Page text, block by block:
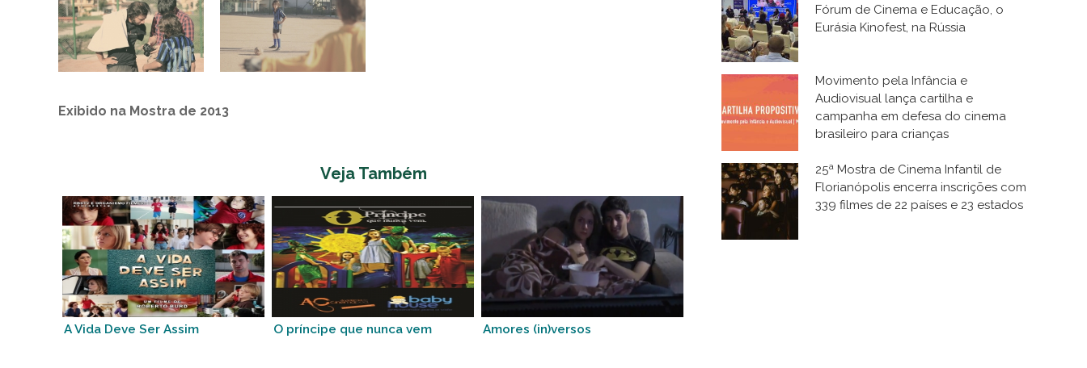
Exibido na Mostra de 2013
Veja Também
A Vida Deve Ser Assim O príncipe que nunca vem Amores (in)versos
Fórum de Cinema e Educação, o
Eurásia Kinofest, na Rússia
Movimento pela Infância e
Audiovisual lança cartilha e
campanha em defesa do cinema
brasileiro para crianças
25ª Mostra de Cinema Infantil de
Florianópolis encerra inscrições com
339 filmes de 22 países e 23 estados